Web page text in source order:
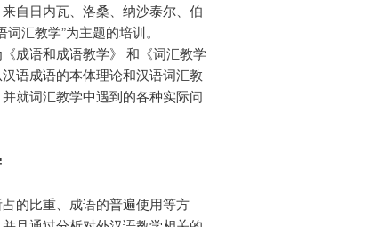
自日内瓦、洛桑、纳沙泰尔、伯
汇教学”为主题的培训。
成语和成语教学》 和《词汇教学
语成语的本体理论和汉语词汇教
就词汇教学中遇到的各种实际问
的比重、成语的普遍使用等方